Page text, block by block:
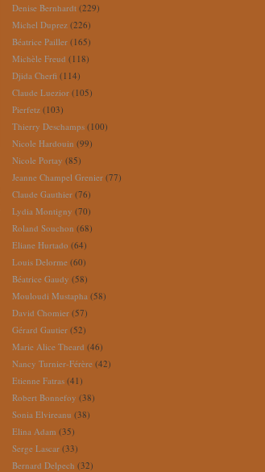
Denise Bernhardt (229)
Michel Duprez (226)
Béatrice Pailler (165)
Michèle Freud (118)
Djida Cherfi (114)
Claude Luezior (105)
Pierfetz (103)
Thierry Deschamps (100)
Nicole Hardouin (99)
Nicole Portay (85)
Jeanne Champel Grenier (77)
Claude Gauthier (76)
Lydia Montigny (70)
Roland Souchon (68)
Eliane Hurtado (64)
Louis Delorme (60)
Béatrice Gaudy (58)
Mouloudi Mustapha (58)
David Chomier (57)
Gérard Gautier (52)
Marie Alice Theard (46)
Nancy Turnier-Férère (42)
Etienne Fatras (41)
Robert Bonnefoy (38)
Sonia Elvireanu (38)
Elina Adam (35)
Serge Lascar (33)
Bernard Delpech (32)